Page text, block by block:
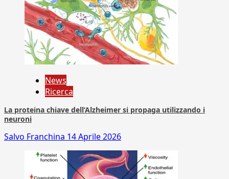
News
Ricerca
La proteina chiave dell’Alzheimer si propaga utilizzando i
neuroni
Salvo Franchina 14 Aprile 2026